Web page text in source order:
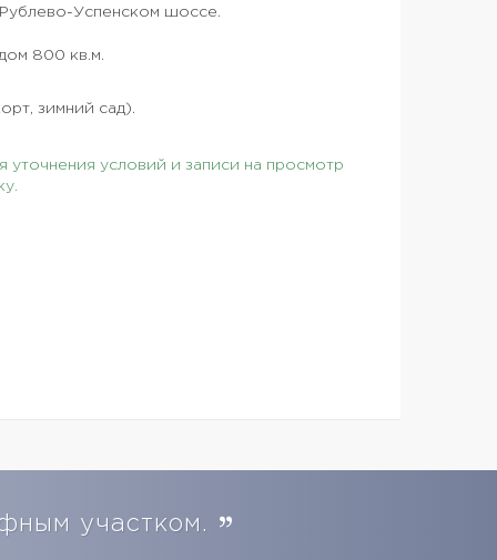
Успенском шоссе.
800 кв.м.
зимний сад).
условий и записи на просмотр
участком.